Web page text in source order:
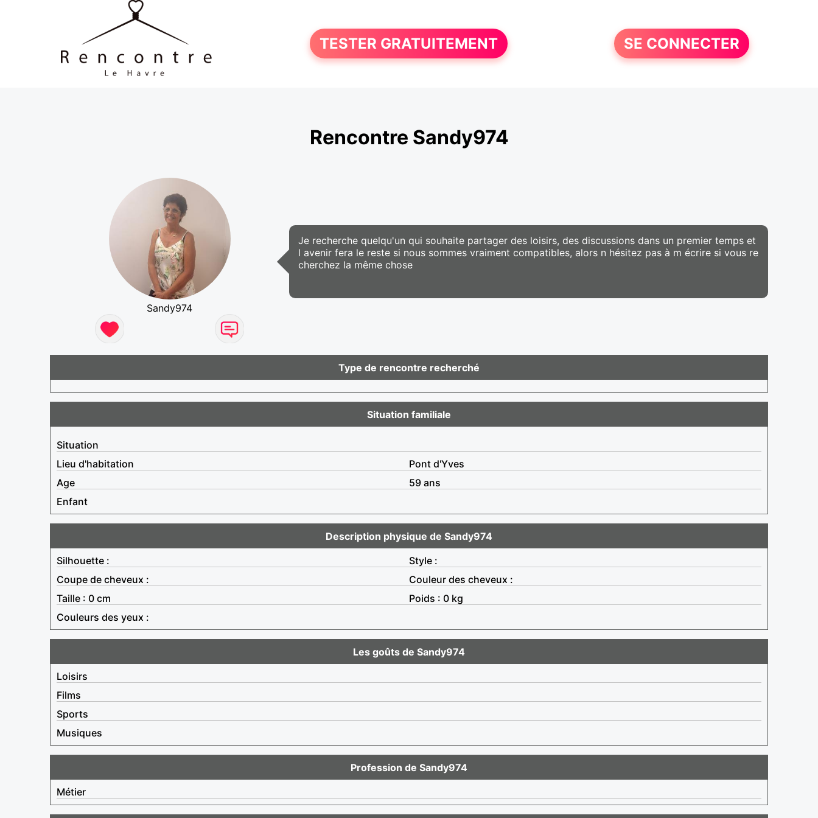
TESTER GRATUITEMENT SE CONNECTER
Rencontre Sandy974
Sandy974
Je recherche quelqu'un qui souhaite partager des loisirs, des discussions dans un premier temps et
l avenir fera le reste si nous sommes vraiment compatibles, alors n hésitez pas à m écrire si vous re
cherchez la même chose
Type de rencontre recherché
Situation familiale
Situation
Lieu d'habitation
Pont d'Yves
Age
59 ans
Enfant
Description physique de Sandy974
Silhouette :
Style :
Coupe de cheveux :
Couleur des cheveux :
Taille : 0 cm
Poids : 0 kg
Couleurs des yeux :
Les goûts de Sandy974
Loisirs
Films
Sports
Musiques
Profession de Sandy974
Métier